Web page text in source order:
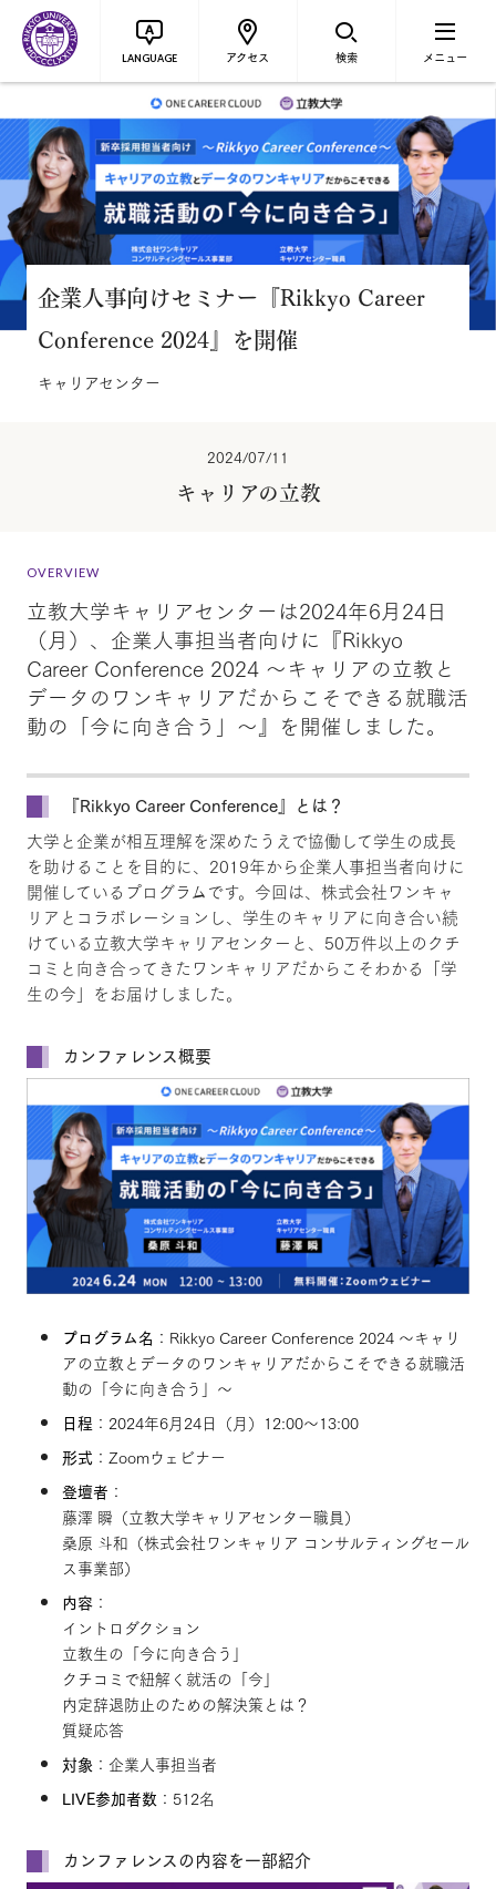
LANGUAGE アクセス 検索 メニュー
企業人事向けセミナー『Rikkyo Career
Conference 2024』を開催
キャリアセンター
2024/07/11
キャリアの立教
OVERVIEW
立教大学キャリアセンターは2024年6月24日
（月）、企業人事担当者向けに『Rikkyo
Career Conference 2024 ～キャリアの立教と
データのワンキャリアだからこそできる就職活
動の「今に向き合う」～』を開催しました。
『Rikkyo Career Conference』とは？
大学と企業が相互理解を深めたうえで協働して学生の成長
を助けることを目的に、2019年から企業人事担当者向けに
開催しているプログラムです。今回は、株式会社ワンキャ
リアとコラボレーションし、学生のキャリアに向き合い続
けている立教大学キャリアセンターと、50万件以上のクチ
コミと向き合ってきたワンキャリアだからこそわかる「学
生の今」をお届けしました。
カンファレンス概要
プログラム名 ：Rikkyo Career Conference 2024 ～キャリ
アの立教とデータのワンキャリアだからこそできる就職活
動の「今に向き合う」～
日程 ：2024年6月24日（月）12:00～13:00
形式：Zoomウェビナー
登壇者 ：
藤澤 瞬（立教大学キャリアセンター職員）
桑原 斗和（株式会社ワンキャリア コンサルティングセール
ス事業部）
内容：
イントロダクション
立教生の「今に向き合う」
クチコミで紐解く就活の「今」
内定辞退防止のための解決策とは？
質疑応答
対象：企業人事担当者
LIVE参加者数 ：512名
カンファレンスの内容を一部紹介